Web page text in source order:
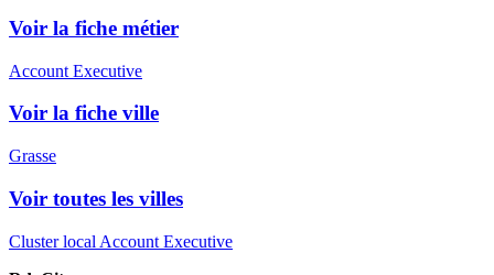
Voir la fiche métier
Account Executive
Voir la fiche ville
Grasse
Voir toutes les villes
Cluster local Account Executive